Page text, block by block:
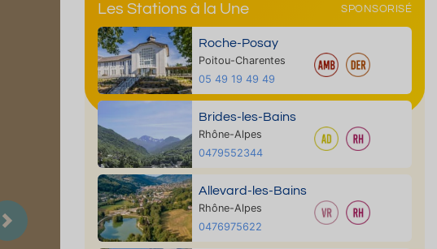
Suivant
Les Stations à la Une SPONSORISÉ
Roche-Posay
Poitou-Charentes
05 49 19 49 49
Brides-les-Bains
Rhône-Alpes
0479552344
Allevard-les-Bains
Rhône-Alpes
0476975622